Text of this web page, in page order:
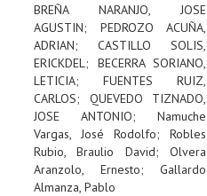
BREÑA NARANJO, JOSE
AGUSTIN; PEDROZO ACUÑA,
ADRIAN; CASTILLO SOLIS,
ERICKDEL; BECERRA SORIANO,
LETICIA; FUENTES RUIZ,
CARLOS; QUEVEDO TIZNADO,
JOSE ANTONIO; Namuche
Vargas, José Rodolfo; Robles
Rubio, Braulio David;Olvera
Aranzolo, Ernesto; Gallardo
Almanza, Pablo